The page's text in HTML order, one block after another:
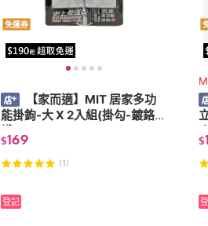
免運券
【家而適】MIT 居家多功
能掛鉤-大 X 2入組(掛勾-鍍鉻
鐵)
$169
(1)
登記
$